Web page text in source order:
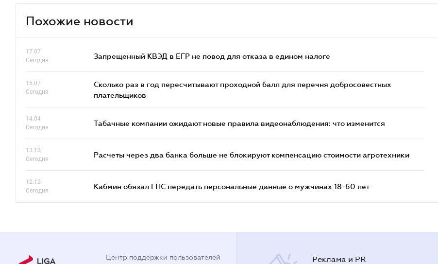
Похожие новости
17.07
Сегодня
Запрещенный КВЭД в ЕГР не повод для отказа в едином налоге
15.07
Сегодня
Сколько раз в год пересчитывают проходной балл для перечня добросовестных
плательщиков
14.04
Сегодня
Табачные компании ожидают новые правила видеонаблюдения: что изменится
13.13
Сегодня
Расчеты через два банка больше не блокируют компенсацию стоимости агротехники
12.12
Сегодня
Кабмин обязал ГНС передать персональные данные о мужчинах 18-60 лет
Центр поддержки пользователей
Реклама и PR